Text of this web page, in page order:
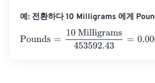
예: 전환하다 10 Milligrams 에게
Pounds
10 Milligrams453592.43=